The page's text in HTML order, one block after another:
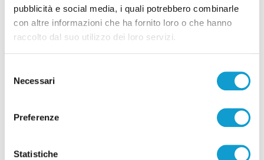
pubblicità e social media, i quali potrebbero combinarle
con altre informazioni che ha fornito loro o che hanno
raccolto dal suo utilizzo dei loro servizi.
delNecessari
Preferenze
Statistiche